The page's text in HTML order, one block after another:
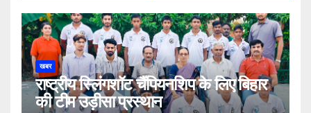
खबर
राष्ट्रीय स्लिंगशॉट चैंपियनशिप के लिए बिहार
की टीम उड़ीसा प्रस्थान